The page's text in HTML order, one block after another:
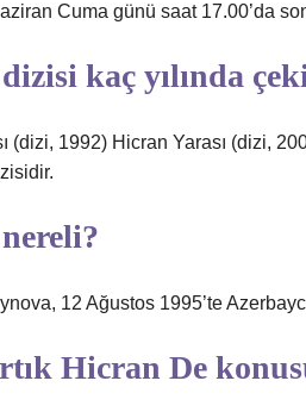
Cuma günü saat 17.00’da
kaç yılında
(dizi, 1992) Hicran Yarası (dizi,
12 Ağustos 1995’te
Hicran De